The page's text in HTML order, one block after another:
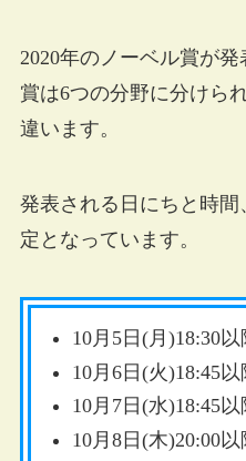
2020年のノーベル賞が
賞は6つの分野に分けら
違います。
発表される日にちと時
定となっています。
10月5日(月)18:30
10月6日(火)18:45
10月7日(水)18:45
10月8日(木)20:00